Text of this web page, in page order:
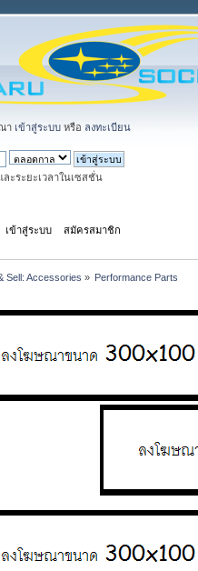
า เข้าสู่ระบบ หรือ ลงทะเบียน
ะระยะเวลาในเซสชั่น
เข้าสู่ระบบ สมัครสมาชิก
Sell: Accessories » Performance Parts